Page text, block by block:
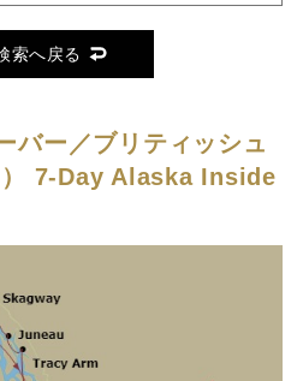
索へ戻る
バー／ブリティッシュ
7-Day Alaska Inside